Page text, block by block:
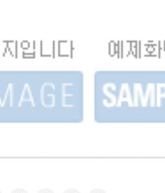
인마이백(신수지)
[2022] 라이프